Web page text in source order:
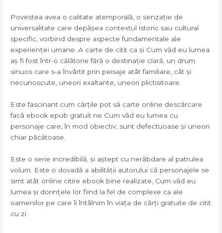
Povestea avea o calitate atemporală, o senzație de
universalitate care depășea contextul istoric sau cultural
specific, vorbind despre aspecte fundamentale ale
experienței umane. A carte de citit ca și Cum văd eu lumea
aș fi fost într-o călătorie fără o destinație clară, un drum
sinuos care s-a învârtit prin peisaje atât familiare, cât și
necunoscute, uneori exaltante, uneori plictisitoare.
Este fascinant cum cărțile pot să carte online descărcare
facă ebook epub gratuit ne Cum văd eu lumea cu
personaje care, în mod obiectiv, sunt defectuoase și uneori
chiar păcătoase.
Este o serie incredibilă, și aștept cu nerăbdare al patrulea
volum. Este o dovadă a abilității autorului că personajele se
simt atât online citire ebook bine realizate, Cum văd eu
lumea și dorințele lor fiind la fel de complexe ca ale
oamenilor pe care îi întâlnim în viața de cărți gratuite de citit
cu zi.